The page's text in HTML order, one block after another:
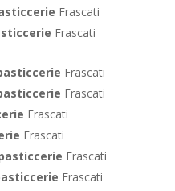
Frascati
Frascati
Frascati
Frascati
Frascati
Frascati
Frascati
Frascati